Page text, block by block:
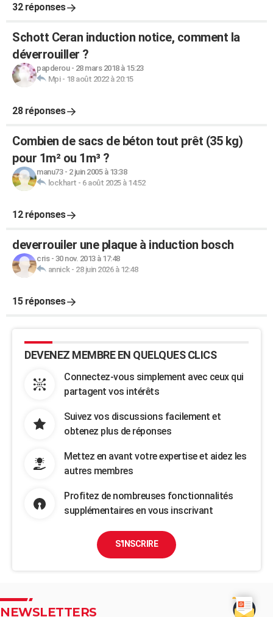
32 réponses
Schott Ceran induction notice, comment la
déverrouiller ?
papderou- 28 mars 2018 à 15:23
Mpi- 18 août 2022 à 20:15
28 réponses
Combien de sacs de béton tout prêt (35 kg)
pour 1m² ou 1m³ ?
manu73- 2 juin 2005 à 13:38
lockhart - 6 août 2025 à 14:52
12 réponses
deverrouiler une plaque à induction bosch
cris- 30 nov. 2013 à 17:48
annick- 28 juin 2026 à 12:48
15 réponses
DEVENEZ MEMBRE EN QUELQUES CLICS
Connectez-vous simplement avec ceux qui
partagent vos intérêts
Suivez vos discussions facilement et
obtenez plus de réponses
Mettez en avant votre expertise et aidez les
autres membres
Profitez de nombreuses fonctionnalités
supplémentaires en vous inscrivant
S'INSCRIRE
NEWSLETTERS